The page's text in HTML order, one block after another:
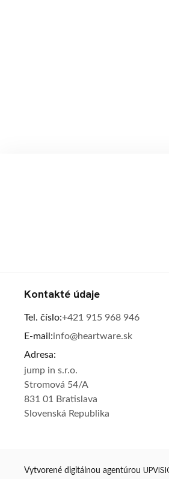
Kontakté údaje
Tel. číslo:+421 915 968 946
E-mail:info@heartware.sk
Adresa:
jump in s.r.o.
Stromová 54/A
831 01 Bratislava
Slovenská Republika
Vytvorené digitálnou agentúrou